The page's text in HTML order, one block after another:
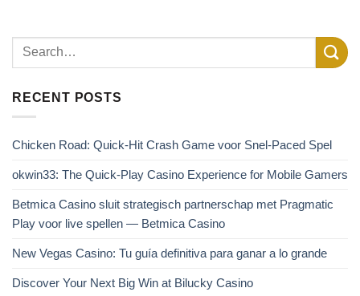
RECENT POSTS
Chicken Road: Quick‑Hit Crash Game voor Snel‑Paced Spel
okwin33: The Quick‑Play Casino Experience for Mobile Gamers
Betmica Casino sluit strategisch partnerschap met Pragmatic
Play voor live spellen — Betmica Casino
New Vegas Casino: Tu guía definitiva para ganar a lo grande
Discover Your Next Big Win at Bilucky Casino